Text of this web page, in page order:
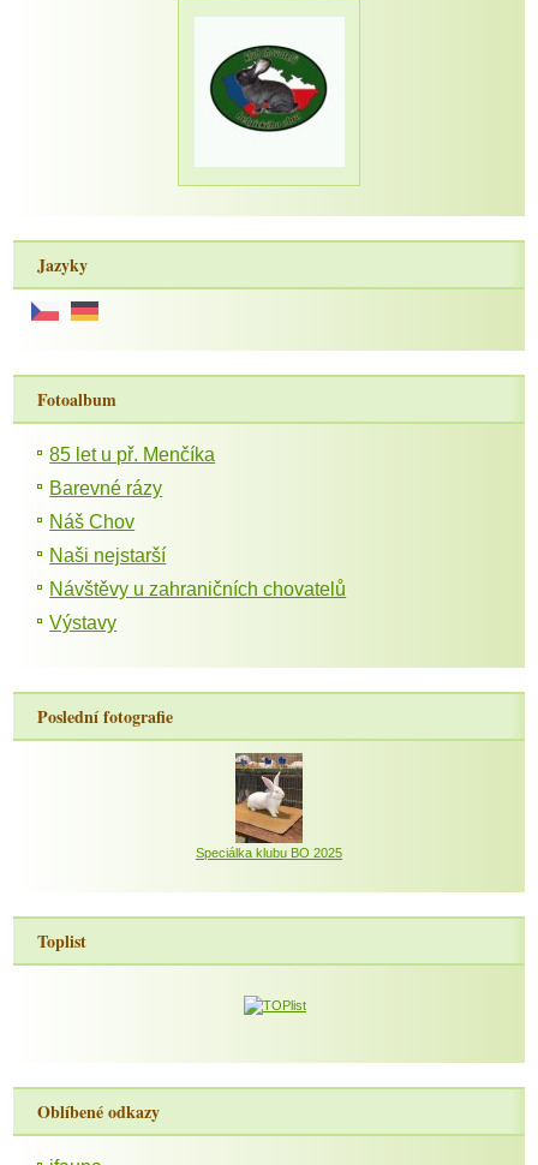
Jazyky
Fotoalbum
85 let u př. Menčíka
Barevné rázy
Náš Chov
Naši nejstarší
Návštěvy u zahraničních chovatelů
Výstavy
Poslední fotografie
Speciálka klubu BO 2025
Toplist
Oblíbené odkazy